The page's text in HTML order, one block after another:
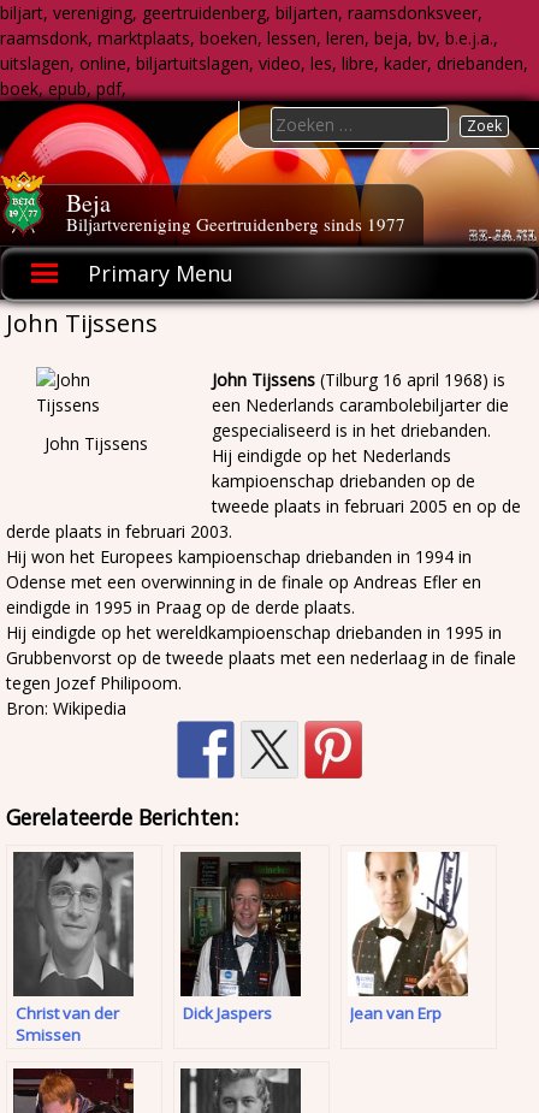
biljart, vereniging, geertruidenberg, biljarten, raamsdonksveer,
raamsdonk, marktplaats, boeken, lessen, leren, beja, bv, b.e.j.a.,
uitslagen, online, biljartuitslagen, video, les, libre, kader, driebanden,
boek, epub, pdf,
to
content
Beja
Biljartvereniging Geertruidenberg sinds 1977
Primary Menu
Search
for:
John Tijssens
John Tijssens
John Tijssens (Tilburg 16 april 1968) is
een Nederlands carambolebiljarter die
gespecialiseerd is in het driebanden.
Hij eindigde op het Nederlands
kampioenschap driebanden op de
tweede plaats in februari 2005 en op de
derde plaats in februari 2003.
Hij won het Europees kampioenschap driebanden in 1994 in
Odense met een overwinning in de finale op Andreas Efler en
eindigde in 1995 in Praag op de derde plaats.
Hij eindigde op het wereldkampioenschap driebanden in 1995 in
Grubbenvorst op de tweede plaats met een nederlaag in de finale
tegen Jozef Philipoom.
Bron: Wikipedia
Gerelateerde Berichten:
Christ van der
Smissen
Dick Jaspers Jean van Erp